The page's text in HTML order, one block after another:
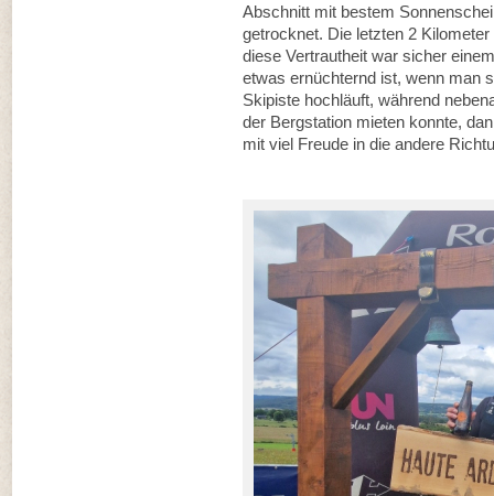
Abschnitt mit bestem
getrocknet. Die letzten 2
diese Vertrautheit war sicher
etwas ernüchternd ist, wenn man
Skipiste hochläuft, während
der Bergstation mieten konnte,
mit viel Freude in die andere